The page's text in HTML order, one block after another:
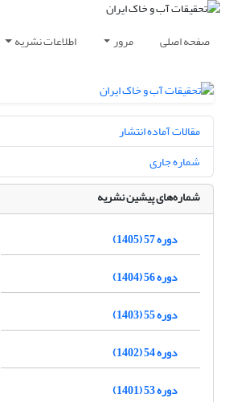
صفحه اصلی مرور اطلاعات نشریه
مقالات آماده انتشار
شماره جاری
شماره‌های پیشین نشریه
دوره 57 (1405)
دوره 56 (1404)
دوره 55 (1403)
دوره 54 (1402)
دوره 53 (1401)